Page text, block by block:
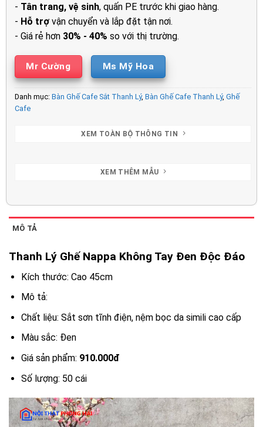
- Tân trang, vệ sinh, quấn PE trước khi giao hàng.
- Hỗ trợvận chuyển và lắp đặt tận nơi.
- Giá rẻ hơn 30% - 40% so với thị trường.
Mr Cường Ms Mỹ Hoa
Danh mục: Bàn Ghế Cafe Sắt Thanh Lý, Bàn Ghế Cafe Thanh Lý, Ghế
Cafe
XEM TOÀN BỘ THÔNG TIN
XEM THÊM MẪU
MÔ TẢ
Thanh Lý Ghế Nappa Không Tay Đen Độc Đáo
Kích thước: Cao 45cm
Mô tả:
Chất liệu: Sắt sơn tĩnh điện, nệm bọc da simili cao cấp
Màu sắc: Đen
Giá sản phẩm: 910.000đ
Số lượng: 50 cái